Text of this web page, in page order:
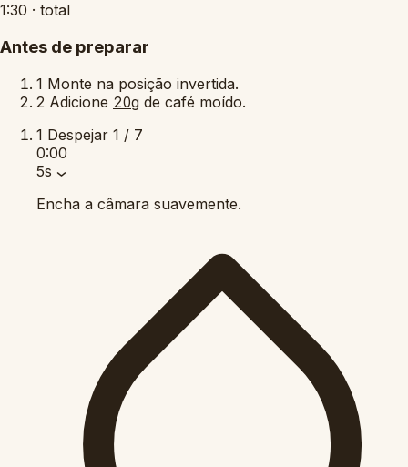
1:30 · total
Antes de preparar
1 Monte na posição invertida.
2 Adicione 20g de café moído.
1 Despejar 1 / 7
0:00
5s
Encha a câmara suavemente.